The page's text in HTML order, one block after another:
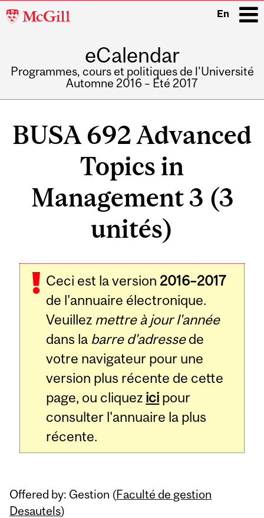
McGill
En
eCalendar
Programmes, cours et politiques de l'Université
Automne 2016 – Été 2017
BUSA 692 Advanced
Topics in
Management 3 (3
unités)
Ceci est la version 2016–2017
de l'annuaire électronique.
Veuillez mettre à jour l'année
dans la barre d'adressede
votre navigateur pour une
version plus récente de cette
page, ou cliquez ici pour
consulter l'annuaire la plus
récente.
Offered by: Gestion (Faculté de gestion
Desautels)